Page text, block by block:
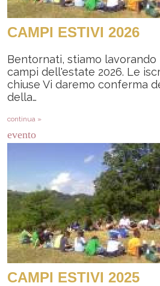
CAMPI ESTIVI 2026
Bentornati, stiamo lavorando
campi dell'estate 2026. Le
chiuse Vi daremo conferma
della…
continua »
evento
CAMPI ESTIVI 2025